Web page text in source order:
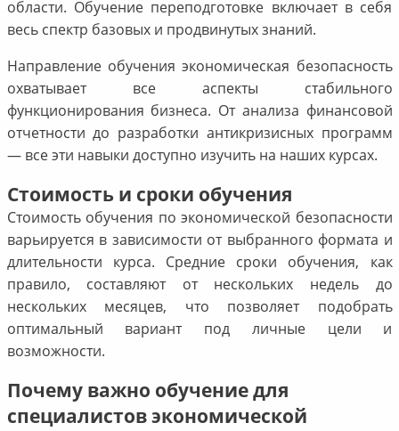
области. Обучение переподготовке включает в себя
весь спектр базовых и продвинутых знаний.
Направление обучения экономическая безопасность
охватывает все аспекты стабильного
функционирования бизнеса. От анализа финансовой
отчетности до разработки антикризисных программ
— все эти навыки доступно изучить на наших курсах.
Стоимость и сроки обучения
Стоимость обучения по экономической безопасности
варьируется в зависимости от выбранного формата и
длительности курса. Средние сроки обучения, как
правило, составляют от нескольких недель до
нескольких месяцев, что позволяет подобрать
оптимальный вариант под личные цели и
возможности.
Почему важно обучение для
специалистов экономической